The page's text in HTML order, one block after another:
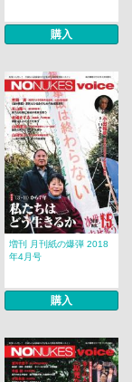
購入
増刊 月刊紙の爆弾 2018
年4月号
購入